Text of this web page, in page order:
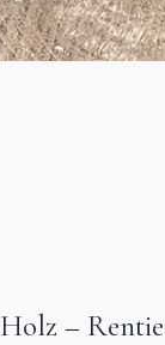
Holz –